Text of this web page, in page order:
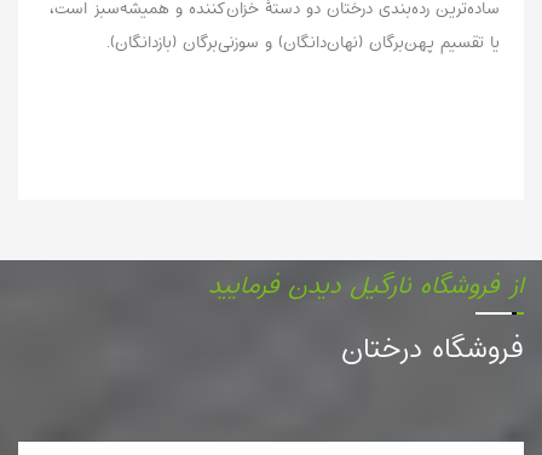
ساده‌ترین رده‌بندی درختان دو دستهٔ خزان‌کننده و همیشه‌سبز است،
یا تقسیم پهن‌برگان (نهان‌دانگان) و سوزنی‌برگان (بازدانگان).
از فروشگاه نارگیل دیدن فرمایید
فروشگاه درختان